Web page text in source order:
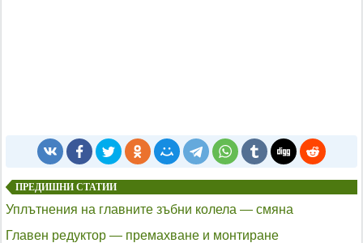
ПРЕДИШНИ СТАТИИ
Уплътнения на главните зъбни колела — смяна
Главен редуктор — премахване и монтиране